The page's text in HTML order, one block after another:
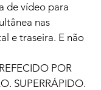
de vídeo para
nas
e traseira. E não
POR
SUPERRÁPIDO.